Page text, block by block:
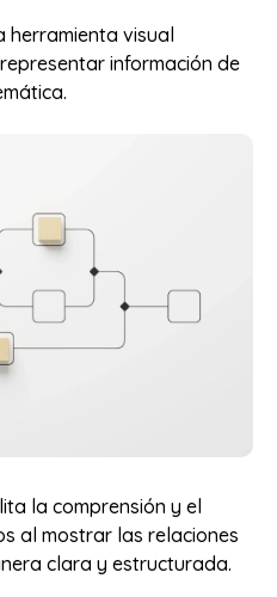
herramienta visual
información de
la comprensión y el
al mostrar las relaciones
clara y estructurada.